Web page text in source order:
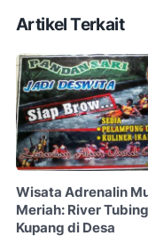
Artikel Terkait
Wisata Adrenalin
Meriah: River
Kupang di Desa